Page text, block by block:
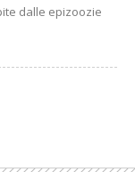
dalle epizoozie